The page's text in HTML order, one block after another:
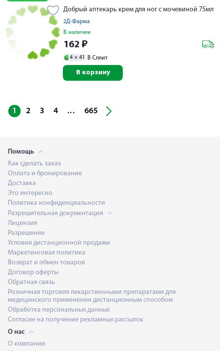
Добрый аптекарь крем для ног с мочевиной 75мл
2Д-Фарма
В наличии
162 ₽
4 × 41 В Сплит
В корзину
1 2 3 4 ... 665
Помощь
Как сделать заказ
Оплата и бронирование
Доставка
Это интересно
Политика конфиденциальности
Разрешительная документация
Лицензия
Разрешение
Условия дистанционной продажи
Маркетинговая политика
Возврат и обмен товаров
Договор оферты
Обратная связь
Розничная торговля лекарственными препаратами для
медицинского применения дистанционным способом
Обработка персональных данных
Согласие на получение рекламных рассылок
О нас
О компании